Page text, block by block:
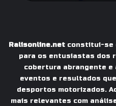
Ralisonline.netconstitui-se
para os entusiastas dos
cobertura abrangente
eventos e resultados
desportos motorizados.
mais relevantes com